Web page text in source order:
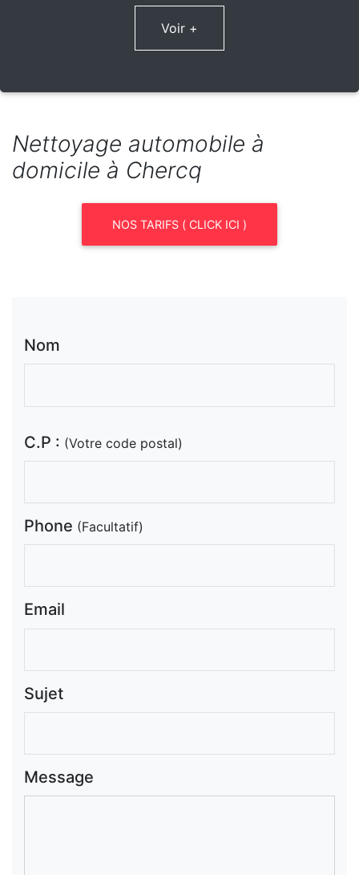
Voir +
Nettoyage automobile à
domicile à Chercq
NOS TARIFS ( CLICK ICI )
Nom
C.P : (Votre code postal)
Phone (Facultatif)
Email
Sujet
Message